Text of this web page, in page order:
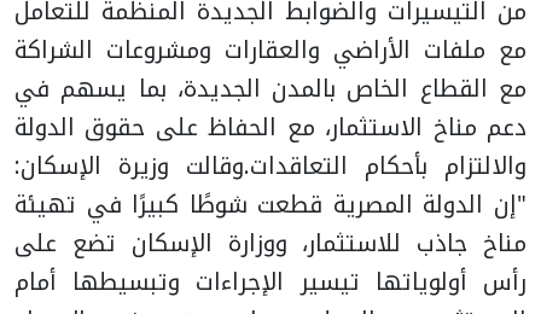
من التيسيرات والضوابط الجديدة المنظمة للتعامل
مع ملفات الأراضي والعقارات ومشروعات الشراكة
مع القطاع الخاص بالمدن الجديدة، بما يسهم في
دعم مناخ الاستثمار، مع الحفاظ على حقوق الدولة
والالتزام بأحكام التعاقدات.وقالت وزيرة الإسكان:
"إن الدولة المصرية قطعت شوطًا كبيرًا في تهيئة
مناخ جاذب للاستثمار، ووزارة الإسكان تضع على
رأس أولوياتها تيسير الإجراءات وتبسيطها أمام